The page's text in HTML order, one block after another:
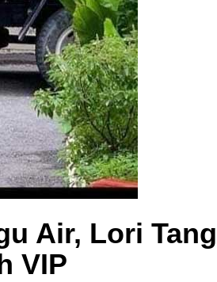
Air, Lori
VIP